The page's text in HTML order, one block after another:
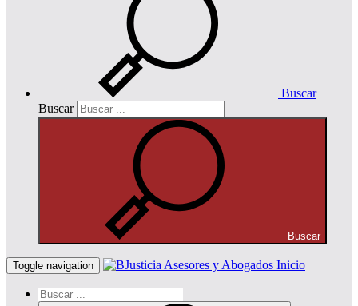
Buscar
Buscar
Buscar
Toggle navigation Inicio